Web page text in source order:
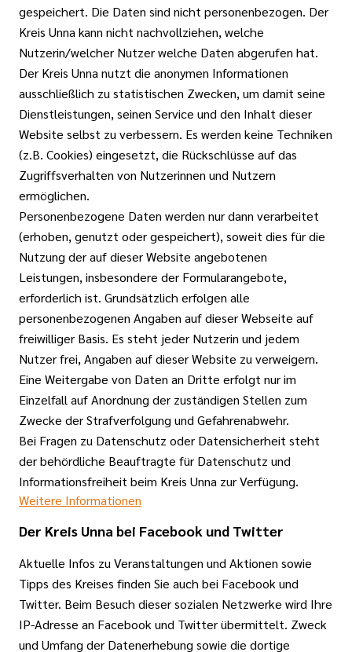
gespeichert. Die Daten sind nicht personenbezogen. Der
Kreis Unna kann nicht nachvollziehen, welche
Nutzerin/welcher Nutzer welche Daten abgerufen hat.
Der Kreis Unna nutzt die anonymen Informationen
ausschließlich zu statistischen Zwecken, um damit seine
Dienstleistungen, seinen Service und den Inhalt dieser
Website selbst zu verbessern. Es werden keine Techniken
(z.B. Cookies) eingesetzt, die Rückschlüsse auf das
Zugriffsverhalten von Nutzerinnen und Nutzern
ermöglichen.
Personenbezogene Daten werden nur dann verarbeitet
(erhoben, genutzt oder gespeichert), soweit dies für die
Nutzung der auf dieser Website angebotenen
Leistungen, insbesondere der Formularangebote,
erforderlich ist. Grundsätzlich erfolgen alle
personenbezogenen Angaben auf dieser Webseite auf
freiwilliger Basis. Es steht jeder Nutzerin und jedem
Nutzer frei, Angaben auf dieser Website zu verweigern.
Eine Weitergabe von Daten an Dritte erfolgt nur im
Einzelfall auf Anordnung der zuständigen Stellen zum
Zwecke der Strafverfolgung und Gefahrenabwehr.
Bei Fragen zu Datenschutz oder Datensicherheit steht
der behördliche Beauftragte für Datenschutz und
Informationsfreiheit beim Kreis Unna zur Verfügung.
Weitere Informationen
Der Kreis Unna bei Facebook und Twitter
Aktuelle Infos zu Veranstaltungen und Aktionen sowie
Tipps des Kreises finden Sie auch bei Facebook und
Twitter. Beim Besuch dieser sozialen Netzwerke wird Ihre
IP-Adresse an Facebook und Twitter übermittelt. Zweck
und Umfang der Datenerhebung sowie die dortige